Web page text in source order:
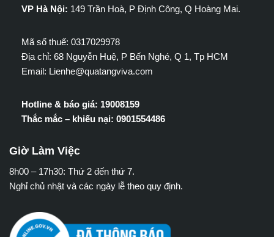
VP Hà Nội: 149 Trần Hoà, P Định Công, Q Hoàng Mai.
Mã số thuế: 0317029978
Địa chỉ: 68 Nguyễn Huệ, P Bến Nghé, Q 1, Tp HCM
Email: Lienhe@quatangviva.com
Hotline & báo giá: 19008159
Thắc mắc – khiếu nại: 0901554486
Giờ Làm Việc
8h00 – 17h30: Thứ 2 đến thứ 7.
Nghỉ chủ nhật và các ngày lễ theo quy định.